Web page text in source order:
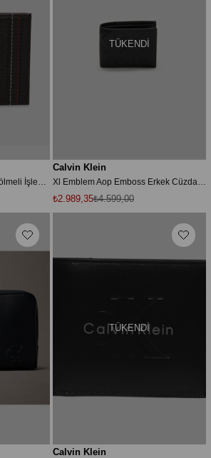
Erkek Nakit Para ve Kart Bölmeli İşlemeli %100 Deri Siyah Cüzdan AM0AM14232-BDS
TÜKENDI
Calvin Klein
Xl Emblem Aop Emboss Erkek Cüzdan Siyah
₺2.989,35₺4.599,00
TÜKENDI
Calvin Klein